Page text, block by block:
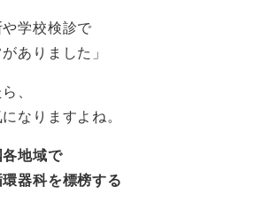
学校検診で
ありました」
、
なりますよね。
各地域で
器科を標榜する